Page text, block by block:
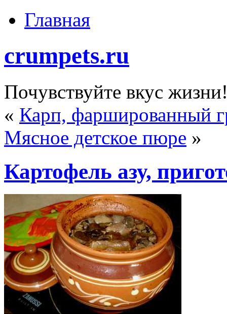
Главная
crumpets.ru
Почувствуйте вкус
« Карп, фаршированный
Мясное детское пюре »
Картофель азу,